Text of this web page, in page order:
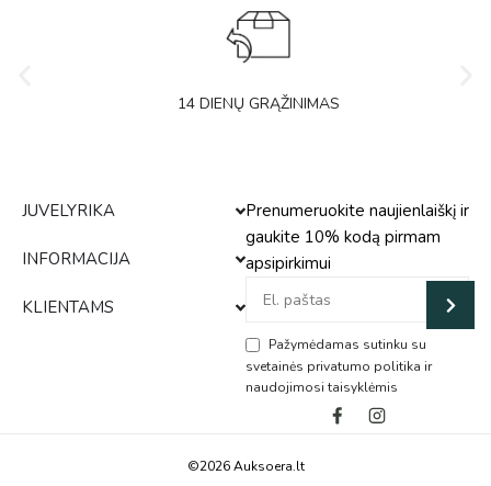
14 DIENŲ GRĄŽINIMAS
JUVELYRIKA
INFORMACIJA
KLIENTAMS
Prenumeruokite naujienlaiškį ir
gaukite 10% kodą pirmam
apsipirkimui
Pažymėdamas sutinku su
svetainės privatumo politika ir
naudojimosi taisyklėmis
Alternative:
©2026 Auksoera.lt